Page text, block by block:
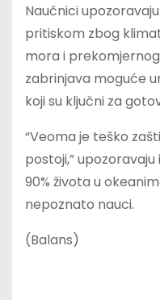
Naučnici
pritiskom zbog
mora i
zabrinjava moguće
koji su ključni za
“Veoma je teško
postoji,”
90% života u
nepoznato nauci.
(Balans)